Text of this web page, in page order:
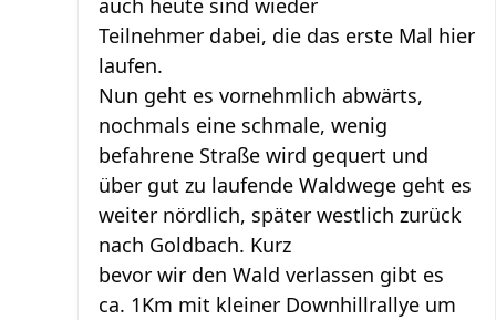
auch heute sind wieder
Teilnehmer dabei, die das erste Mal hier
laufen.
Nun geht es vornehmlich abwärts,
nochmals eine schmale, wenig
befahrene Straße wird gequert und
über gut zu laufende Waldwege geht es
weiter nördlich, später westlich zurück
nach Goldbach. Kurz
bevor wir den Wald verlassen gibt es
ca. 1Km mit kleiner Downhillrallye um